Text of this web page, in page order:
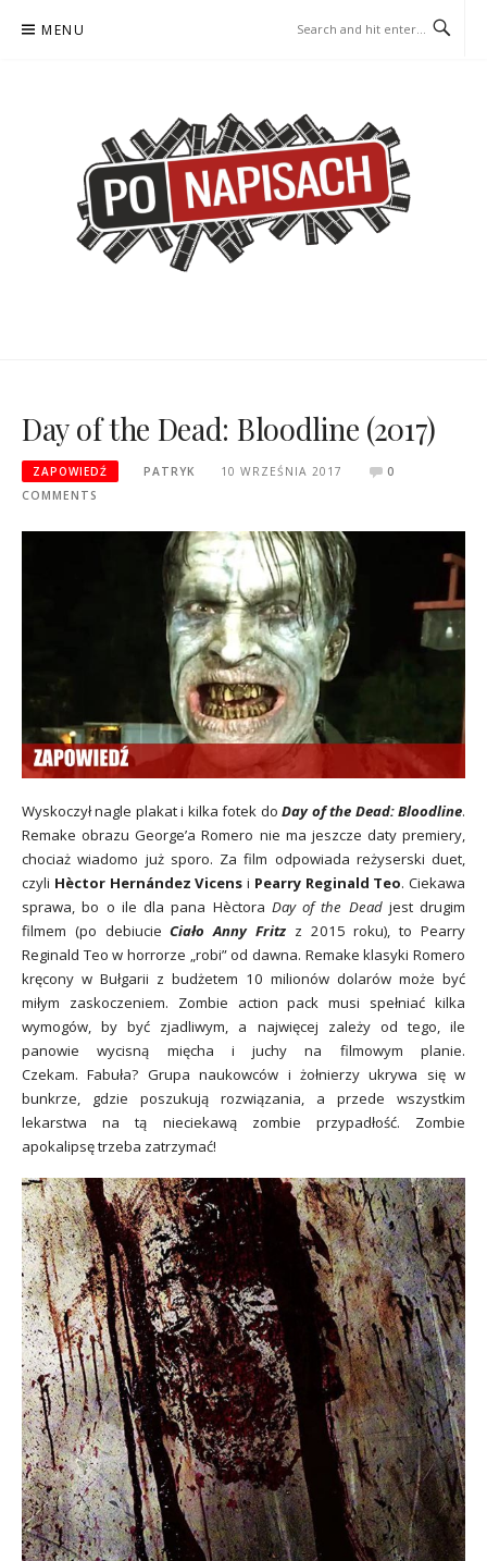
MENU
Day of the Dead: Bloodline (2017)
ZAPOWIEDŹ PATRYK 10 WRZEŚNIA 2017
0
COMMENTS
Wyskoczył nagle plakat i kilka fotek doDay of the Dead: Bloodline.
Remake obrazu George’a Romero nie ma jeszcze daty premiery,
chociaż wiadomo już sporo. Za film odpowiada reżyserski duet,
czyli Hèctor Hernández Vicens i Pearry Reginald Teo. Ciekawa
sprawa, bo o ile dla pana Hèctora Day of the Deadjest drugim
filmem (po debiucieCiało Anny Fritz z 2015 roku), to Pearry
Reginald Teo w horrorze „robi” od dawna. Remake klasyki Romero
kręcony w Bułgarii z budżetem 10 milionów dolarów może być
miłym zaskoczeniem. Zombie action pack musi spełniać kilka
wymogów, by być zjadliwym, a najwięcej zależy od tego, ile
panowie wycisną mięcha i juchy na filmowym planie.
Czekam. Fabuła? Grupa naukowców i żołnierzy ukrywa się w
bunkrze, gdzie poszukują rozwiązania, a przede wszystkim
lekarstwa na tą nieciekawą zombie przypadłość. Zombie
apokalipsę trzeba zatrzymać!